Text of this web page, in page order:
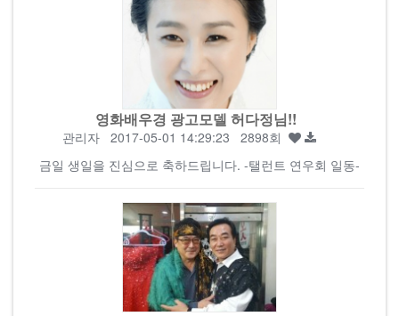
영화배우경 광고모델 허다정님!!
관리자2017-05-01 14:29:23 2898회
금일 생일을 진심으로 축하드립니다. -탤런트 연우회 일동-